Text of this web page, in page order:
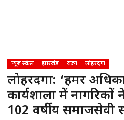
न्यूज़ स्केल झारखंड राज्य लोहरदगा
लोहरदगा: ‘हमर
कार्यशाला में
102 वर्षीय समाजसेवी